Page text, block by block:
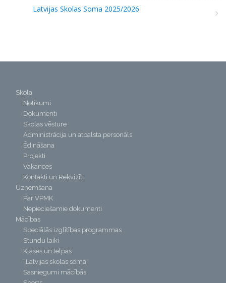
Latvijas Skolas Soma 2025/2026
Skola
Notikumi
Dokumenti
Skolas vēsture
Administrācija un atbalsta personāls
Ēdināšana
Projekti
Vakances
Kontakti un Rekvizīti
Uzņemšana
Par VPMK
Nepieciešamie dokumenti
Mācības
Speciālās izglītības programmas
Stundu laiki
Klases un telpas
“Latvijas skolas soma”
Sasniegumi mācībās